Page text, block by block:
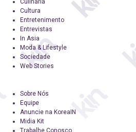
Cultura
Entretenimento
Entrevistas
In Asia
Moda & Lifestyle
Sociedade
Web Stories
Sobre Nós
Equipe
Anuncie na KoreaIN
Midia Kit
Trabalhe Conosco